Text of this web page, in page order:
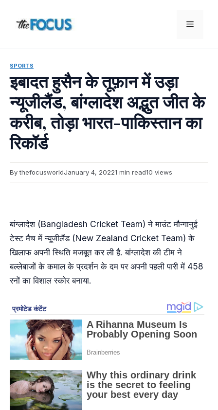
content
Menu
SPORTS
इबादत हुसैन के तूफ़ान में उड़ा
न्यूजीलैंड, बांग्लादेश अद्भुत जीत के
करीब, तोड़ा भारत-पाकिस्तान का
रिकॉर्ड
By thefocusworldJanuary 4, 20221 min read10 views
बांग्लादेश (Bangladesh Cricket Team) ने माउंट मौन्गानुई
टेस्ट मैच में न्यूजीलैंड (New Zealand Cricket Team) के
खिलाफ अपनी स्थिति मजबूत कर ली है. बांग्लादेश की टीम ने
बल्लेबाजों के कमाल के प्रदर्शन के दम पर अपनी पहली पारी में 458
रनों का विशाल स्कोर बनाया.